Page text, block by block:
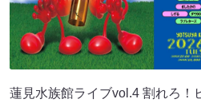
蓮見水族館ライブvol.4 割れろ！